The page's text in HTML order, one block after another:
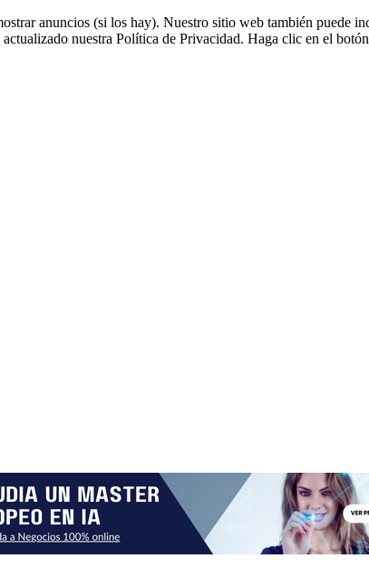
anuncios (si los hay). Nuestro sitio web también puede
nuestra Política de Privacidad. Haga clic en el